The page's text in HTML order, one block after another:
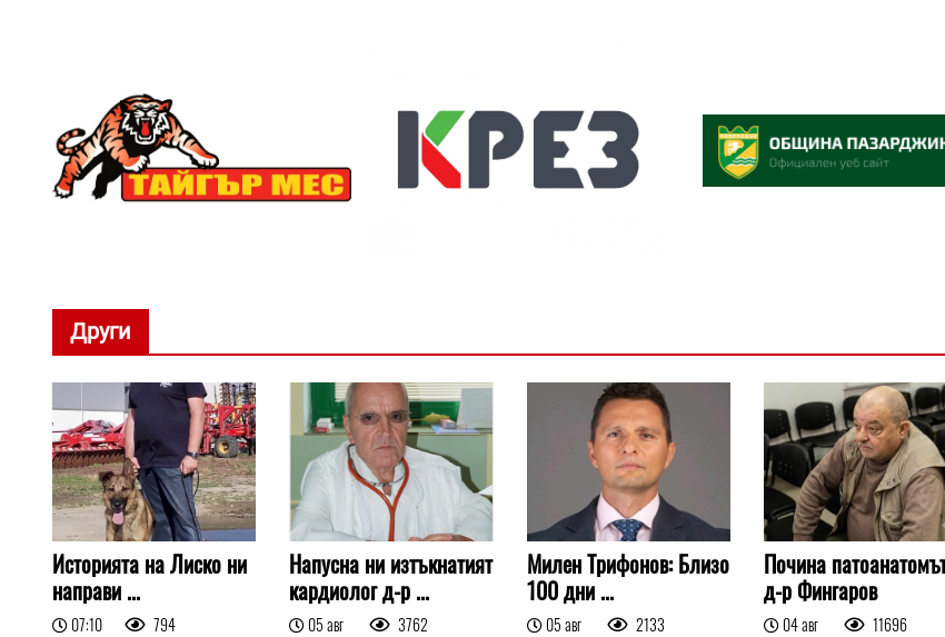
Други
Историята на Лиско ни
направи ...
07:10 794
Напусна ни изтъкнатият
кардиолог д-р ...
05 авг 3762
Милен Трифонов: Близо
100 дни ...
05 авг 2133
Почина
д-р Фингаров
04 авг 11696